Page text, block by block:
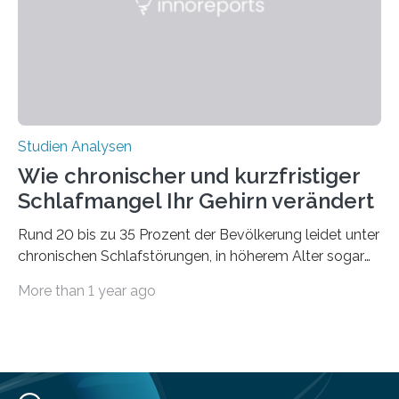
derzeitigen Verbreitungsgebiets bis zum Jahr 2100
Studien Analysen
Wie chronischer und kurzfristiger
Schlafmangel Ihr Gehirn verändert
Rund 20 bis zu 35 Prozent der Bevölkerung leidet unter
chronischen Schlafstörungen, in höherem Alter sogar
Erwachsene kennt zudem ein kurzfristiges Schlafdefizit:
Forscher:innen konnten in einer aktuellen Metastudie
More than 1 year ago